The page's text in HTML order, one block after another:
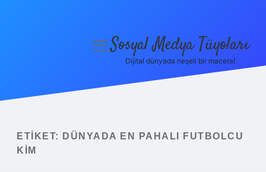
Yasal Uyarı
menüyüSosyal Medya Tüyoları
Dijital dünyada neşeli bir macera!
ETIKET:
DÜNYADA EN PAHALI FUTBOLCU
KIM